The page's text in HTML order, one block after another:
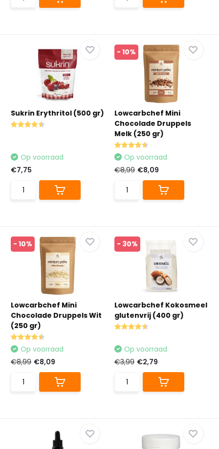
Sukrin Erythritol (500 gr)
Op voorraad
€7,75
- 10%
Lowcarbchef Mini
Chocolade Druppels
Melk (250 gr)
Op voorraad
€8,99 €8,09
- 10%
Lowcarbchef Mini
Chocolade Druppels Wit
(250 gr)
Op voorraad
€8,99 €8,09
- 30%
Lowcarbchef Kokosmeel
glutenvrij (400 gr)
Op voorraad
€3,99 €2,79